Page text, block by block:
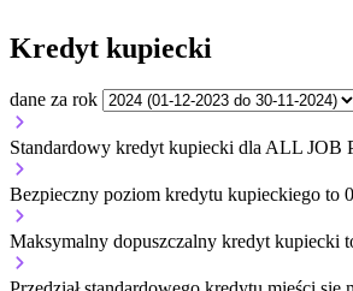
Kredyt kupiecki
dane za rok
Standardowy kredyt kupiecki dla ALL JOB
Bezpieczny poziom kredytu kupieckiego to 0
Maksymalny dopuszczalny kredyt kupiecki